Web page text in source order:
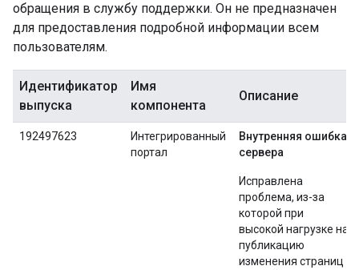
обращения в службу поддержки. Он не предназначен
для предоставления подробной информации всем
пользователям.
Идентификатор
выпуска
Имя
компонента
Описание
192497623
Интегрированный
портал
Внутренняя ошибка
сервера
Исправлена ​​
проблема, из-за
которой при
высокой нагрузке на
публикацию
изменения страниц